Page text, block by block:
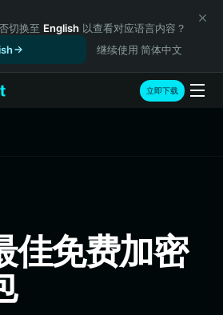
切换至 English 以查看对应语言内容？
继续使用 简体中文
立即下载
佳免费加密